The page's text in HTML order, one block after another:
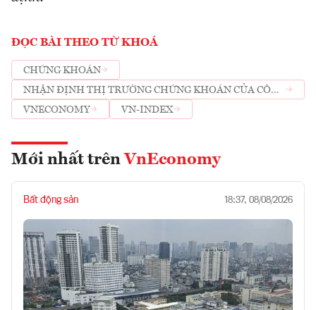
ĐỌC BÀI THEO TỪ KHOÁ
CHỨNG KHOÁN
NHẬN ĐỊNH THỊ TRƯỜNG CHỨNG KHOÁN CỦA CÔNG
TY CHỨNG KHOÁN
VNECONOMY VN-INDEX
Mới nhất trên VnEconomy
Bất động sản 18:37, 08/08/2026